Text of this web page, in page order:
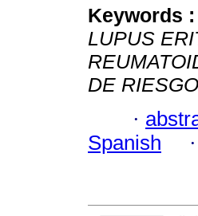
Keywords :
LUPUS
DE RIESGO
·
Spanish
·